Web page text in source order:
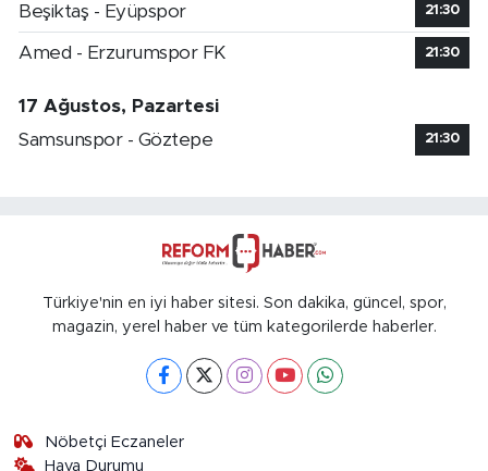
Beşiktaş - Eyüpspor 21:30
Amed - Erzurumspor FK 21:30
17 Ağustos, Pazartesi
Samsunspor - Göztepe
21:30
Türkiye'nin en iyi haber sitesi. Son dakika, güncel, spor,
magazin, yerel haber ve tüm kategorilerde haberler.
Nöbetçi Eczaneler
Hava Durumu